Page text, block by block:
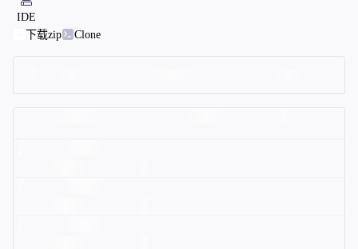
IDE
下载zip
Clone